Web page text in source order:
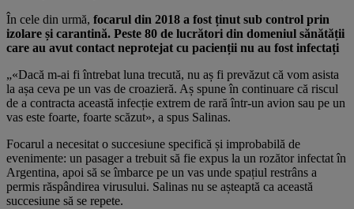
În cele din urmă, focarul din 2018 a fost ținut sub control prin
izolare și carantină. Peste 80 de lucrători din domeniul sănătății
care au avut contact neprotejat cu pacienții nu au fost infectați
„«Dacă m-ai fi întrebat luna trecută, nu aș fi prevăzut că vom asista
la așa ceva pe un vas de croazieră. Aș spune în continuare că riscul
de a contracta această infecție extrem de rară într-un avion sau pe un
vas este foarte, foarte scăzut», a spus Salinas.
Focarul a necesitat o succesiune specifică și improbabilă de
evenimente: un pasager a trebuit să fie expus la un rozător infectat în
Argentina, apoi să se îmbarce pe un vas unde spațiul restrâns a
permis răspândirea virusului. Salinas nu se așteaptă ca această
succesiune să se repete.